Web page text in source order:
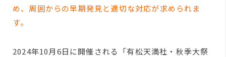
め、周囲からの早期発見と適切な対応が求められま
す。
2024年10月6日に開催される「有松天満社・秋季大祭